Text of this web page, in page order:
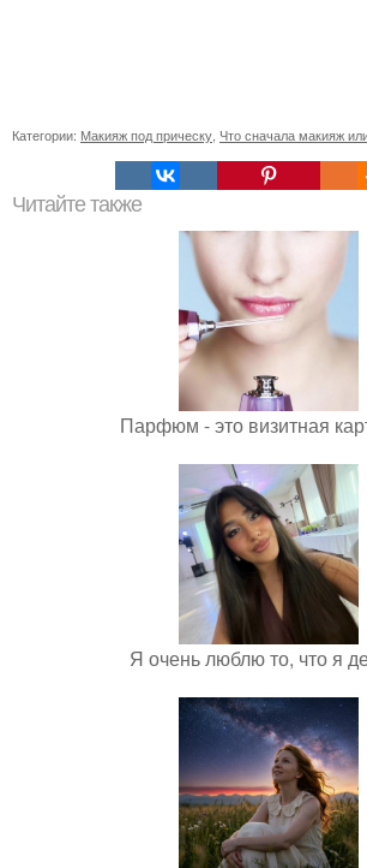
Категории: Макияж под прическу Что сначала макияж
Читайте также
Парфюм - это визитная
Я очень люблю то, что я